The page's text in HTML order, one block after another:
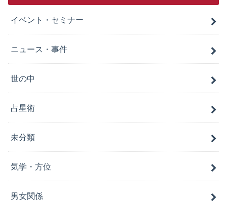
イベント・セミナー
ニュース・事件
世の中
占星術
未分類
気学・方位
男女関係